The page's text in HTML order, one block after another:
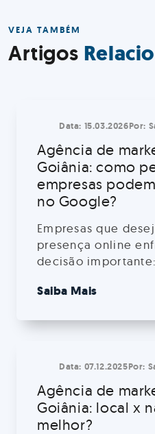
VEJA TAMBÉM
Artigos
Data: 15.03.2026Por:
Agência de
Goiânia: como
empresas
no Google?
Empresas que
presença online
decisão
Goiânia ou optar
diretamente
compreender as
opções é
decisão mais
Saiba Mais
Data: 07.12.2025Por:
Agência de
Goiânia: local x
melhor?